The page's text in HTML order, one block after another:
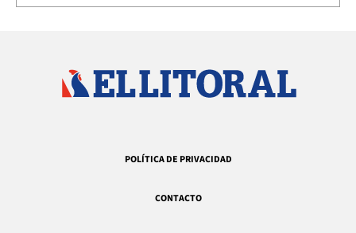
POLÍTICA DE PRIVACIDAD
CONTACTO